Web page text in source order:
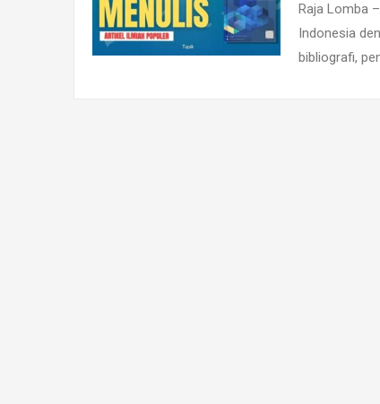
Raja Lomba
Indonesia
bibliografi,